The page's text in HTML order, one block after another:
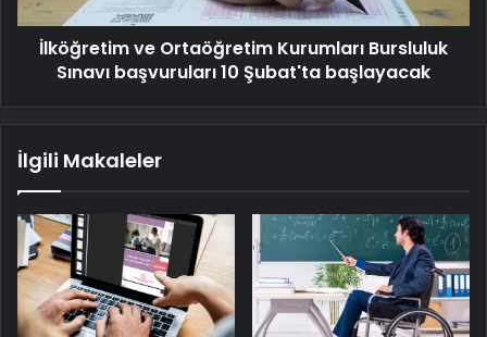
Şubat'ta
başlayacak
İlköğretim ve Ortaöğretim Kurumları Bursluluk
Sınavı başvuruları 10 Şubat'ta başlayacak
İlgili Makaleler